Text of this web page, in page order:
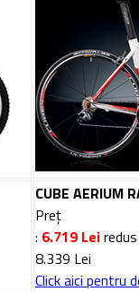
CUBE AERIUM
Preț
: 6.719 Lei
8.339 Lei
Click aici pentru